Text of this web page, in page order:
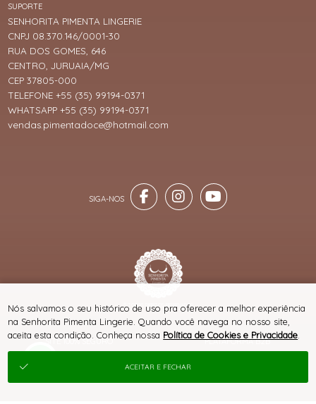
SITE 100% SEGURO PLATAFORMA B2B
SUPORTE
SENHORITA PIMENTA LINGERIE
CNPJ 08.370.146/0001-30
RUA DOS GOMES, 646
CENTRO, JURUAIA/MG
CEP 37805-000
TELEFONE +55 (35) 99194-0371
WHATSAPP +55 (35) 99194-0371
vendas.pimentadoce@hotmail.com
® TODOS DIREITOS RESERVADOS
Nós salvamos o seu histórico de uso pra oferecer a melhor experiência
na Senhorita Pimenta Lingerie. Quando você navega no nosso site,
aceita esta condição. Conheça nossa Política de Cookies e Privacidade
ACEITAR E FECHAR